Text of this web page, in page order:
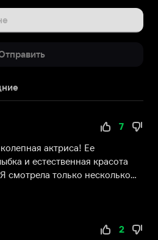
7
актриса! Ее
и естественная красота
смотрела только несколько
2